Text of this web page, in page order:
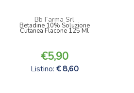
Bb Farma Srl
Betadine 10% Soluzione
Cutanea Flacone 125 Ml
5,90
Listino: 8,60